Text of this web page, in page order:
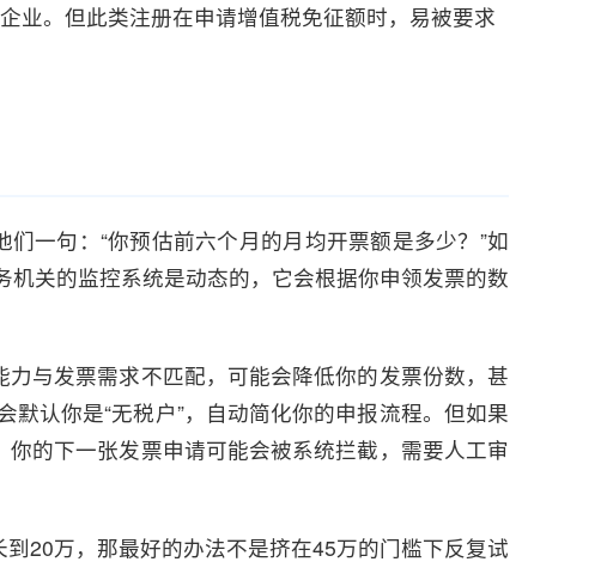
业。但此类注册在申请增值税免征额时，易被要求
一句：“你预估前六个月的月均开票额是多少？”如
关的监控系统是动态的，它会根据你申领发票的数
与发票需求不匹配，可能会降低你的发票份数，甚
认你是“无税户”，自动简化你的申报流程。但如果
的下一张发票申请可能会被系统拦截，需要人工审
20万，那最好的办法不是挤在45万的门槛下反复试